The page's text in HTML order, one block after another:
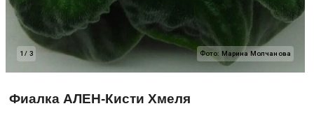
1 / 3 Фото: Марина Молчанова
Фиалка АЛЕН-Кисти Хмеля